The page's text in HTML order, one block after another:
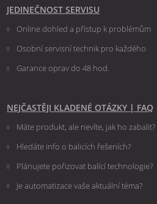
JEDINEČNOST SERVISU
Online dohled a přístup k problémům
Osobní servisní technik pro každého
Garance oprav do 48 hod.
NEJČASTĚJI KLADENÉ OTÁZKY | FAQ
Máte produkt, ale nevíte, jak ho zabalit?
Hledáte info o balicích řešeních?
Plánujete pořizovat balící technologie?
Je automatizace vaše aktuální téma?